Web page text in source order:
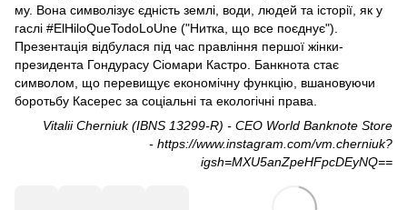
му. Вона символізує єдність землі, води, людей та історії, як у
гаслі #ElHiloQueTodoLoUne ("Нитка, що все поєднує").
Презентація відбулася під час правління першої жінки-
президента Гондурасу Сіомари Кастро. Банкнота стає
символом, що перевищує економічну функцію, вшановуючи
боротьбу Касерес за соціальні та екологічні права.
Vitalii Cherniuk (IBNS 13299-R) - CEO World Banknote Store
- https://www.instagram.com/vm.cherniuk?
igsh=MXU5anZpeHFpcDEyNQ==